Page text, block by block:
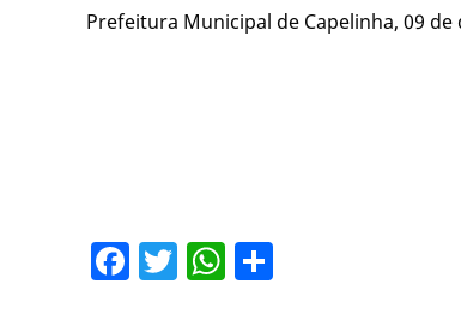
Prefeitura Municipal de Capelinha, 09 de
Facebook
TwitterWhatsApp